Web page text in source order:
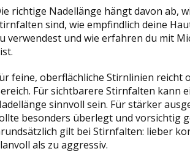
richtige Nadellänge hängt davon ab,
sind, wie empfindlich deine
verwendest und wie erfahren du mit
feine, oberflächliche Stirnlinien reicht
Für sichtbarere Stirnfalten kann
sinnvoll sein. Für stärker
besonders überlegt und vorsichtig
gilt bei Stirnfalten: lieber
als zu aggressiv.